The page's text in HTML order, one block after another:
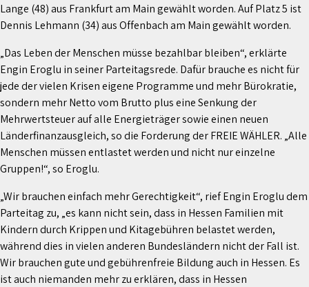
Lange (48) aus Frankfurt am Main gewählt worden. Auf Platz 5 ist
Dennis Lehmann (34) aus Offenbach am Main gewählt worden.
„Das Leben der Menschen müsse bezahlbar bleiben“, erklärte
Engin Eroglu in seiner Parteitagsrede. Dafür brauche es nicht für
jede der vielen Krisen eigene Programme und mehr Bürokratie,
sondern mehr Netto vom Brutto plus eine Senkung der
Mehrwertsteuer auf alle Energieträger sowie einen neuen
Länderfinanzausgleich, so die Forderung der FREIE WÄHLER. „Alle
Menschen müssen entlastet werden und nicht nur einzelne
Gruppen!“, so Eroglu.
„Wir brauchen einfach mehr Gerechtigkeit“, rief Engin Eroglu dem
Parteitag zu, „es kann nicht sein, dass in Hessen Familien mit
Kindern durch Krippen und Kitagebühren belastet werden,
während dies in vielen anderen Bundesländern nicht der Fall ist.
Wir brauchen gute und gebührenfreie Bildung auch in Hessen. Es
ist auch niemanden mehr zu erklären, dass in Hessen